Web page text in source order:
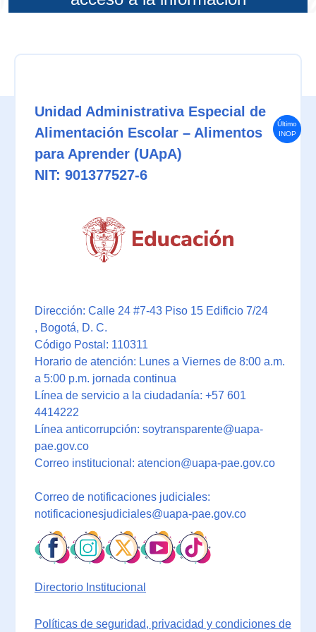
Último
INOP
Unidad Administrativa Especial de
Alimentación Escolar – Alimentos
para Aprender (UApA)
NIT: 901377527-6
Dirección: Calle 24 #7-43 Piso 15 Edificio 7/24
, Bogotá, D. C.
Código Postal: 110311
Horario de atención: Lunes a Viernes de 8:00 a.m.
a 5:00 p.m. jornada continua
Línea de servicio a la ciudadanía: +57 601
4414222
Línea anticorrupción: soytransparente@uapa-
pae.gov.co
Correo institucional: atencion@uapa-pae.gov.co
Correo de notificaciones judiciales:
notificacionesjudiciales@uapa-pae.gov.co
Directorio Institucional
Políticas de seguridad, privacidad y condiciones de